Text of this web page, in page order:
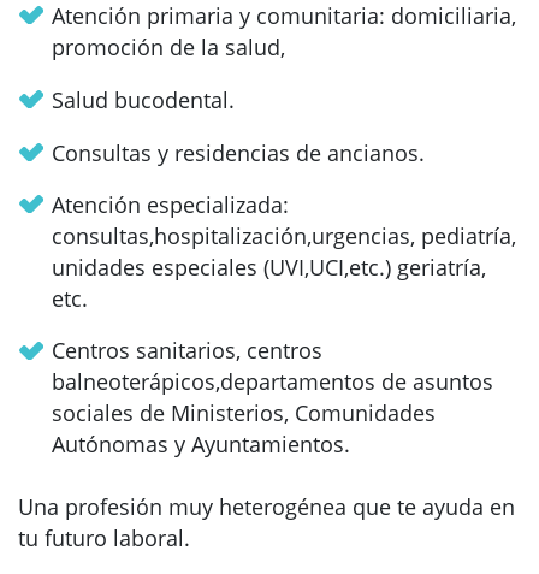
Atención primaria y comunitaria: domiciliaria,
promoción de la salud,
Salud bucodental.
Consultas y residencias de ancianos.
Atención especializada:
consultas,hospitalización,urgencias, pediatría,
unidades especiales (UVI,UCI,etc.) geriatría,
etc.
Centros sanitarios, centros
balneoterápicos,departamentos de asuntos
sociales de Ministerios, Comunidades
Autónomas y Ayuntamientos.
Una profesión muy heterogénea que te ayuda en
tu futuro laboral.